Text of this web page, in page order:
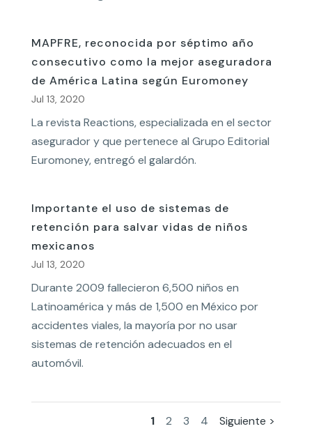
MAPFRE, reconocida por séptimo año
consecutivo como la mejor aseguradora
de América Latina según Euromoney
Jul 13, 2020
La revista Reactions, especializada en el sector
asegurador y que pertenece al Grupo Editorial
Euromoney, entregó el galardón.
Importante el uso de sistemas de
retención para salvar vidas de niños
mexicanos
Jul 13, 2020
Durante 2009 fallecieron 6,500 niños en
Latinoamérica y más de 1,500 en México por
accidentes viales, la mayoría por no usar
sistemas de retención adecuados en el
automóvil.
1 2 3 4 Siguiente >